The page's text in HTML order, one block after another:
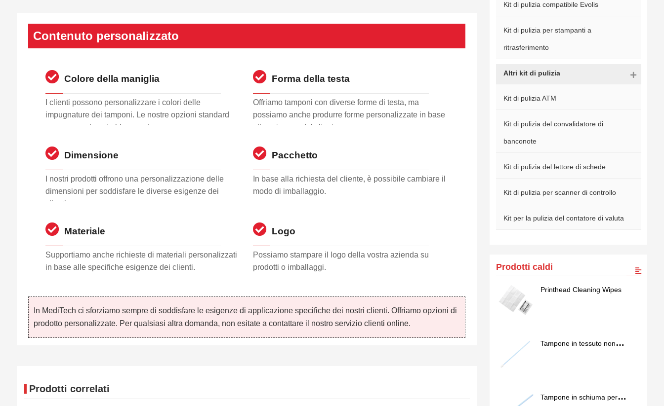
Contenuto personalizzato
Colore della maniglia
I clienti possono personalizzare i colori delle
impugnature dei tamponi. Le nostre opzioni standard
sono generalmente blu o verde.
Forma della testa
Offriamo tamponi con diverse forme di testa, ma
possiamo anche produrre forme personalizzate in base
alle esigenze del cliente.
Dimensione
I nostri prodotti offrono una personalizzazione delle
dimensioni per soddisfare le diverse esigenze dei
clienti.
Pacchetto
In base alla richiesta del cliente, è possibile cambiare il
modo di imballaggio.
Materiale
Supportiamo anche richieste di materiali personalizzati
in base alle specifiche esigenze dei clienti.
Logo
Possiamo stampare il logo della vostra azienda su
prodotti o imballaggi.
In MediTech ci sforziamo sempre di soddisfare le esigenze di applicazione specifiche dei nostri clienti. Offriamo opzioni di
prodotto personalizzate. Per qualsiasi altra domanda, non esitate a contattare il nostro servizio clienti online.
Prodotti correlati
Kit di pulizia compatibile Evolis
Kit di pulizia per stampanti a
ritrasferimento
Altri kit di pulizia
Kit di pulizia ATM
Kit di pulizia del convalidatore di
banconote
Kit di pulizia del lettore di schede
Kit di pulizia per scanner di controllo
Kit per la pulizia del contatore di valuta
Prodotti caldi
Printhead Cleaning Wipes
Tampone in tessuto non
Tampone in schiuma per